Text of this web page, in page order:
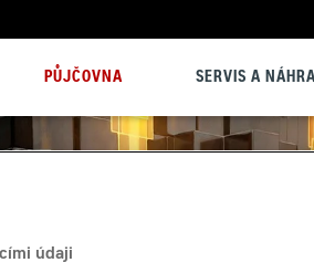
PŮJČOVNA SERVIS A
údaji